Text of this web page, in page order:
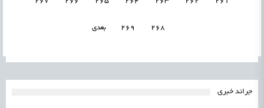
268
269 بعدی
جرائد خبری